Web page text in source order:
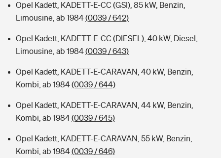
Opel Kadett, KADETT-E-CC (GSI), 85 kW, Benzin,
Limousine, ab 1984(0039 / 642)
Opel Kadett, KADETT-E-CC (DIESEL), 40 kW, Diesel,
Limousine, ab 1984(0039 / 643)
Opel Kadett, KADETT-E-CARAVAN, 40 kW, Benzin,
Kombi, ab 1984(0039 / 644)
Opel Kadett, KADETT-E-CARAVAN, 44 kW, Benzin,
Kombi, ab 1984(0039 / 645)
Opel Kadett, KADETT-E-CARAVAN, 55 kW, Benzin,
Kombi, ab 1984(0039 / 646)